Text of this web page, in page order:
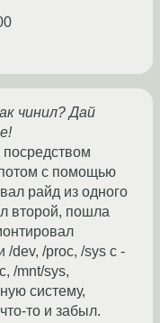
чинил? Дай
посредством
с помощью
райд из одного
второй, пошла
/dev, /proc, /sys с -
/mnt/sys,
систему,
то и забыл.